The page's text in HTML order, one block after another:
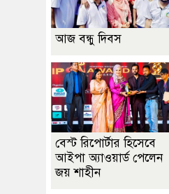
আজ বন্ধু দিবস
বেস্ট রিপোর্টার হিসেবে
আইপা অ্যাওয়ার্ড পেলেন
জয় শাহীন